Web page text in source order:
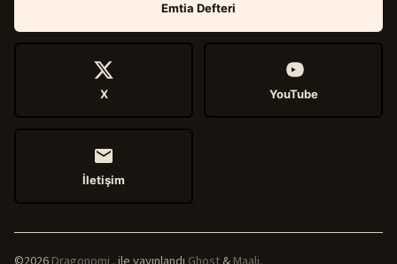
Emtia Defteri
X YouTube
İletişim